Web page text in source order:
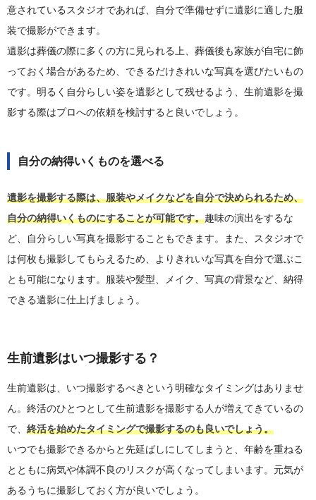
意されているスタジオであれば、自分で準備せずに遺影に適した服
装で撮影ができます。
遺影は葬儀の際に多くの方に見られる上、葬儀後も家族が自宅に飾
っておく場合があるため、できるだけきれいな写真を選びたいもの
です。明るく自分らしい姿を遺影として残せるよう、生前遺影を撮
影する際はプロへの依頼を検討すると良いでしょう。
自分の納得いくものを選べる
遺影を撮影する際は、服装やメイクなどを自分で決められるため、
自分の納得いくものにすることが可能です。趣味の演出をするな
ど、自分らしい写真を撮影することもできます。また、スタジオで
は何枚も撮影してもらえるため、よりきれいな写真を自分で選ぶこ
とも可能になります。服装や髪型、メイク、写真の背景など、納得
できる遺影に仕上げましょう。
生前遺影はいつ撮影する？
生前遺影は、いつ撮影するべきという明確なタイミングはありませ
ん。終活のひとつとして生前遺影を撮影する人が増えてきているの
で、 終活を始めたタイミングで撮影するのも良いでしょう。
いつでも撮影できるからと先延ばしにしてしまうと、年齢を重ねる
とともに病気や体調不良のリスクが高くなってしまいます。元気が
あるうちに撮影しておく方が良いでしょう。